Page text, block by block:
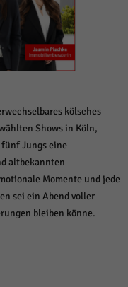
kölsches
Shows in Köln,
Jungs eine
altbekannten
Momente und jede
sei ein Abend voller
bleiben könne.
und weiter
und sind für die
Diese Informationen helfen
nutzen.